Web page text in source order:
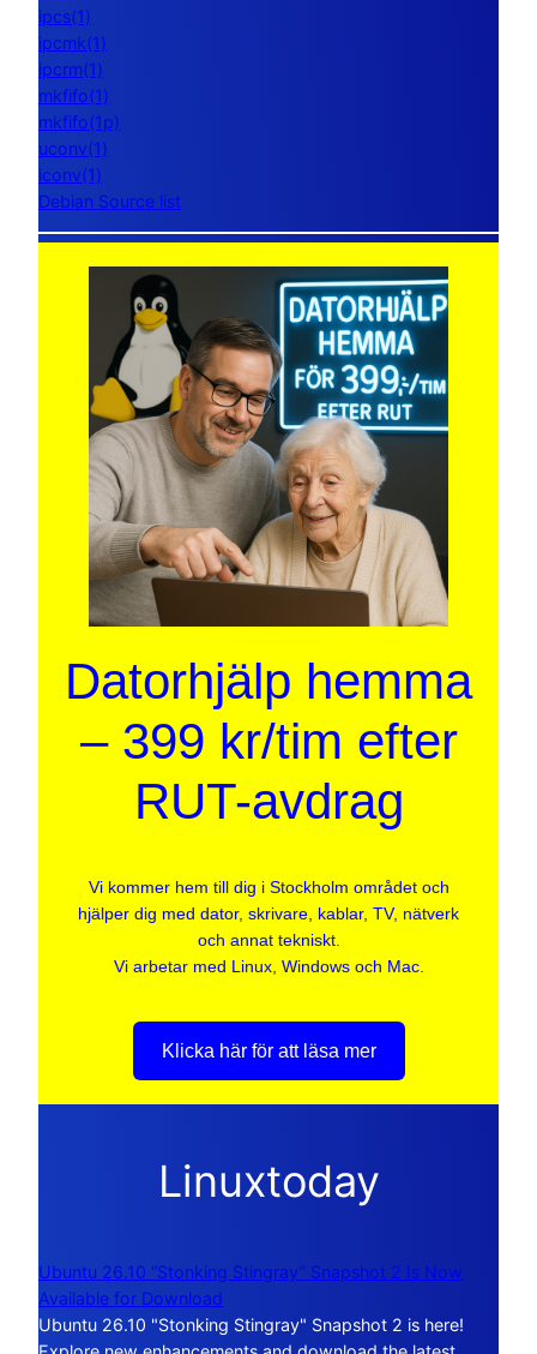
ipcs(1)
ipcmk(1)
ipcrm(1)
mkfifo(1)
mkfifo(1p)
uconv(1)
iconv(1)
Debian Source list
Datorhjälp hemma
– 399 kr/tim efter
RUT-avdrag
Vi kommer hem till dig i Stockholm området och
hjälper dig med dator, skrivare, kablar, TV, nätverk
och annat tekniskt.
Vi arbetar med Linux, Windows och Mac.
Klicka här för att läsa mer
Linuxtoday
Ubuntu 26.10 “Stonking Stingray” Snapshot 2 Is Now
Available for Download
Ubuntu 26.10 "Stonking Stingray" Snapshot 2 is here!